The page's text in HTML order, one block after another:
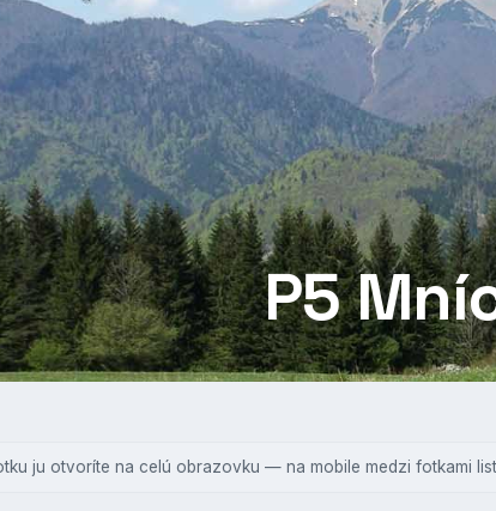
P5
ju otvoríte na celú obrazovku — na mobile medzi fotkami